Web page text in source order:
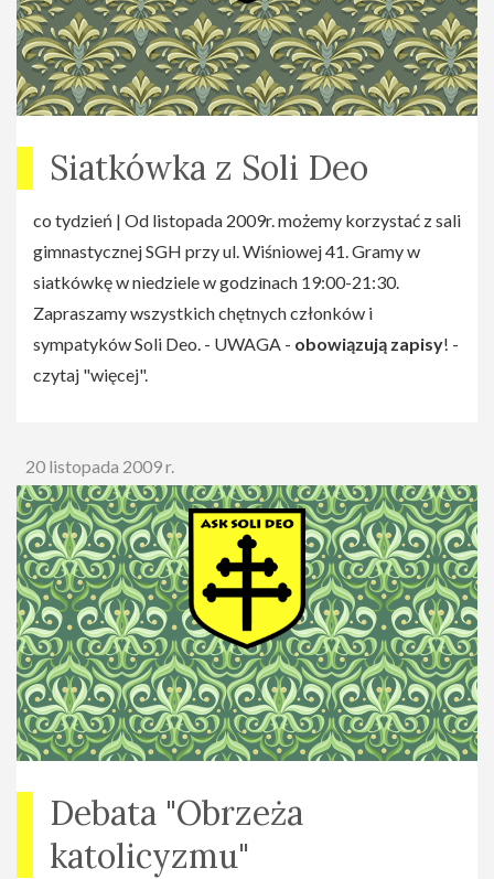
Siatkówka z Soli Deo
co tydzień | Od listopada 2009r. możemy korzystać z sali
gimnastycznej SGH przy ul. Wiśniowej 41. Gramy w
siatkówkę w niedziele w godzinach 19:00-21:30.
Zapraszamy wszystkich chętnych członków i
sympatyków Soli Deo. - UWAGA - obowiązują zapisy! -
czytaj "więcej".
20 listopada 2009 r.
Debata "Obrzeża
katolicyzmu"